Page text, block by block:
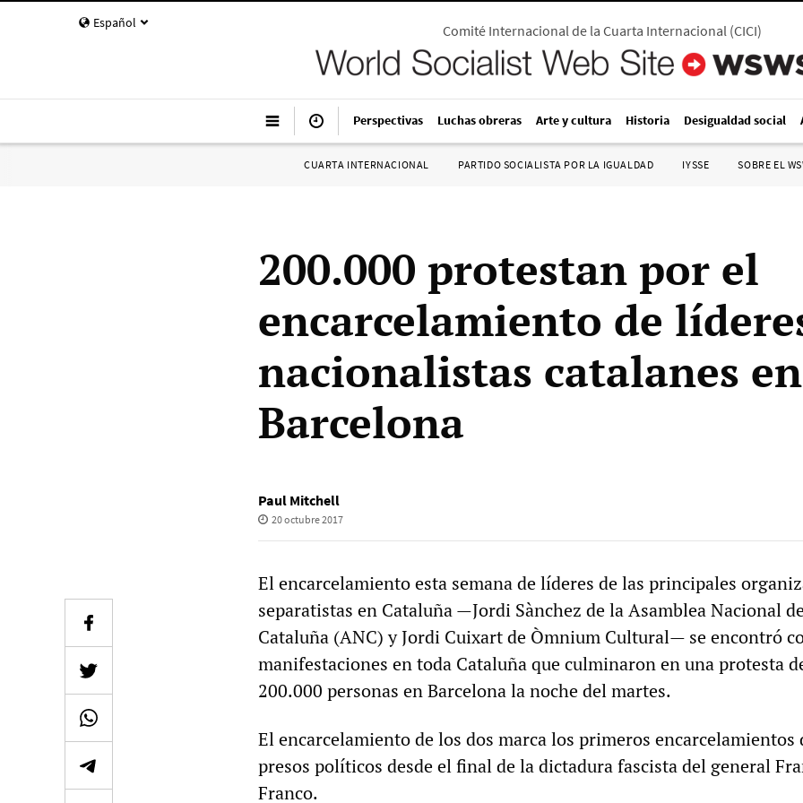
Español Comité Internacional de la Cuarta Internacional (CICI)
Perspectivas Luchas obreras Arte y cultura Historia Desigualdad social
CUARTA INTERNACIONAL PARTIDO SOCIALISTA POR LA IGUALDAD IYSSE SOBRE EL
200.000 protestan por el
encarcelamiento de
nacionalistas catalanes en
Barcelona
Paul Mitchell
20 octubre 2017
El encarcelamiento esta semana de líderes de las principales
separatistas en Cataluña —Jordi Sànchez de la Asamblea Nacional
Cataluña (ANC) y Jordi Cuixart de Òmnium Cultural— se encontró
manifestaciones en toda Cataluña que culminaron en una protesta
200.000 personas en Barcelona la noche del martes.
El encarcelamiento de los dos marca los primeros encarcelamientos
presos políticos desde el final de la dictadura fascista del general
Franco.